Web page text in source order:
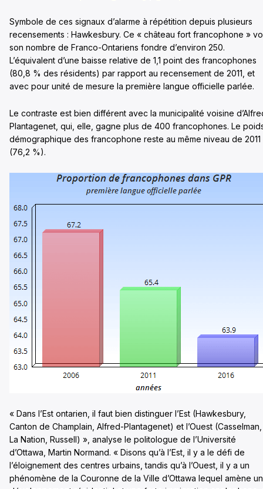
Symbole de ces signaux d’alarme à répétition depuis plusieurs
recensements : Hawkesbury. Ce « château fort francophone »
son nombre de Franco-Ontariens fondre d’environ 250.
L’équivalent d’une baisse relative de 1,1 point des francophones
(80,8 % des résidents) par rapport au recensement de 2011, et
avec pour unité de mesure la première langue officielle parlée.
Le contraste est bien différent avec la municipalité voisine
Plantagenet, qui, elle, gagne plus de 400 francophones. Le
démographique des francophone reste au même niveau de 2011
(76,2 %).
« Dans l’Est ontarien, il faut bien distinguer l’Est (Hawkesbury,
Canton de Champlain, Alfred-Plantagenet) et l’Ouest (Casselman,
La Nation, Russell) », analyse le politologue de l’Université
d’Ottawa, Martin Normand. « Disons qu’à l’Est, il y a le défi de
l’éloignement des centres urbains, tandis qu’à l’Ouest, il y a un
phénomène de la Couronne de la Ville d’Ottawa lequel amène un